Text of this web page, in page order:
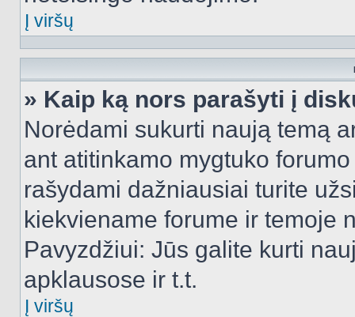
Į viršų
» Kaip ką nors parašyti į
Norėdami sukurti naują temą
ant atitinkamo mygtuko
rašydami dažniausiai turite
kiekviename forume ir temoje
Pavyzdžiui: Jūs galite kurti
apklausose ir t.t.
Į viršų